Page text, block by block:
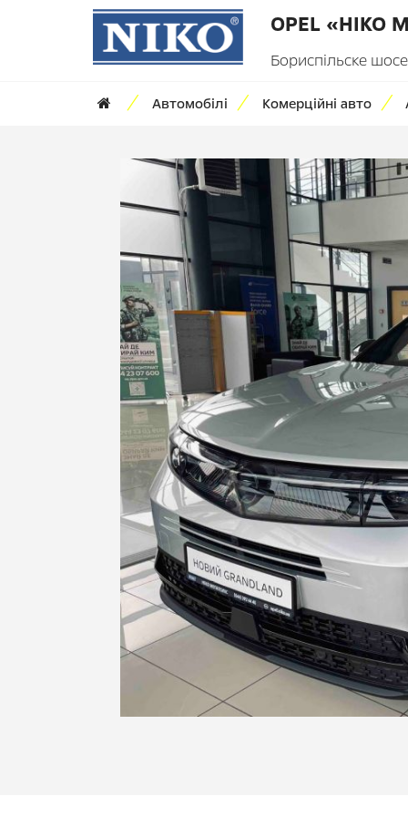
OPEL «НІКО
Бориспільске
Автомобілі Комерційні авто